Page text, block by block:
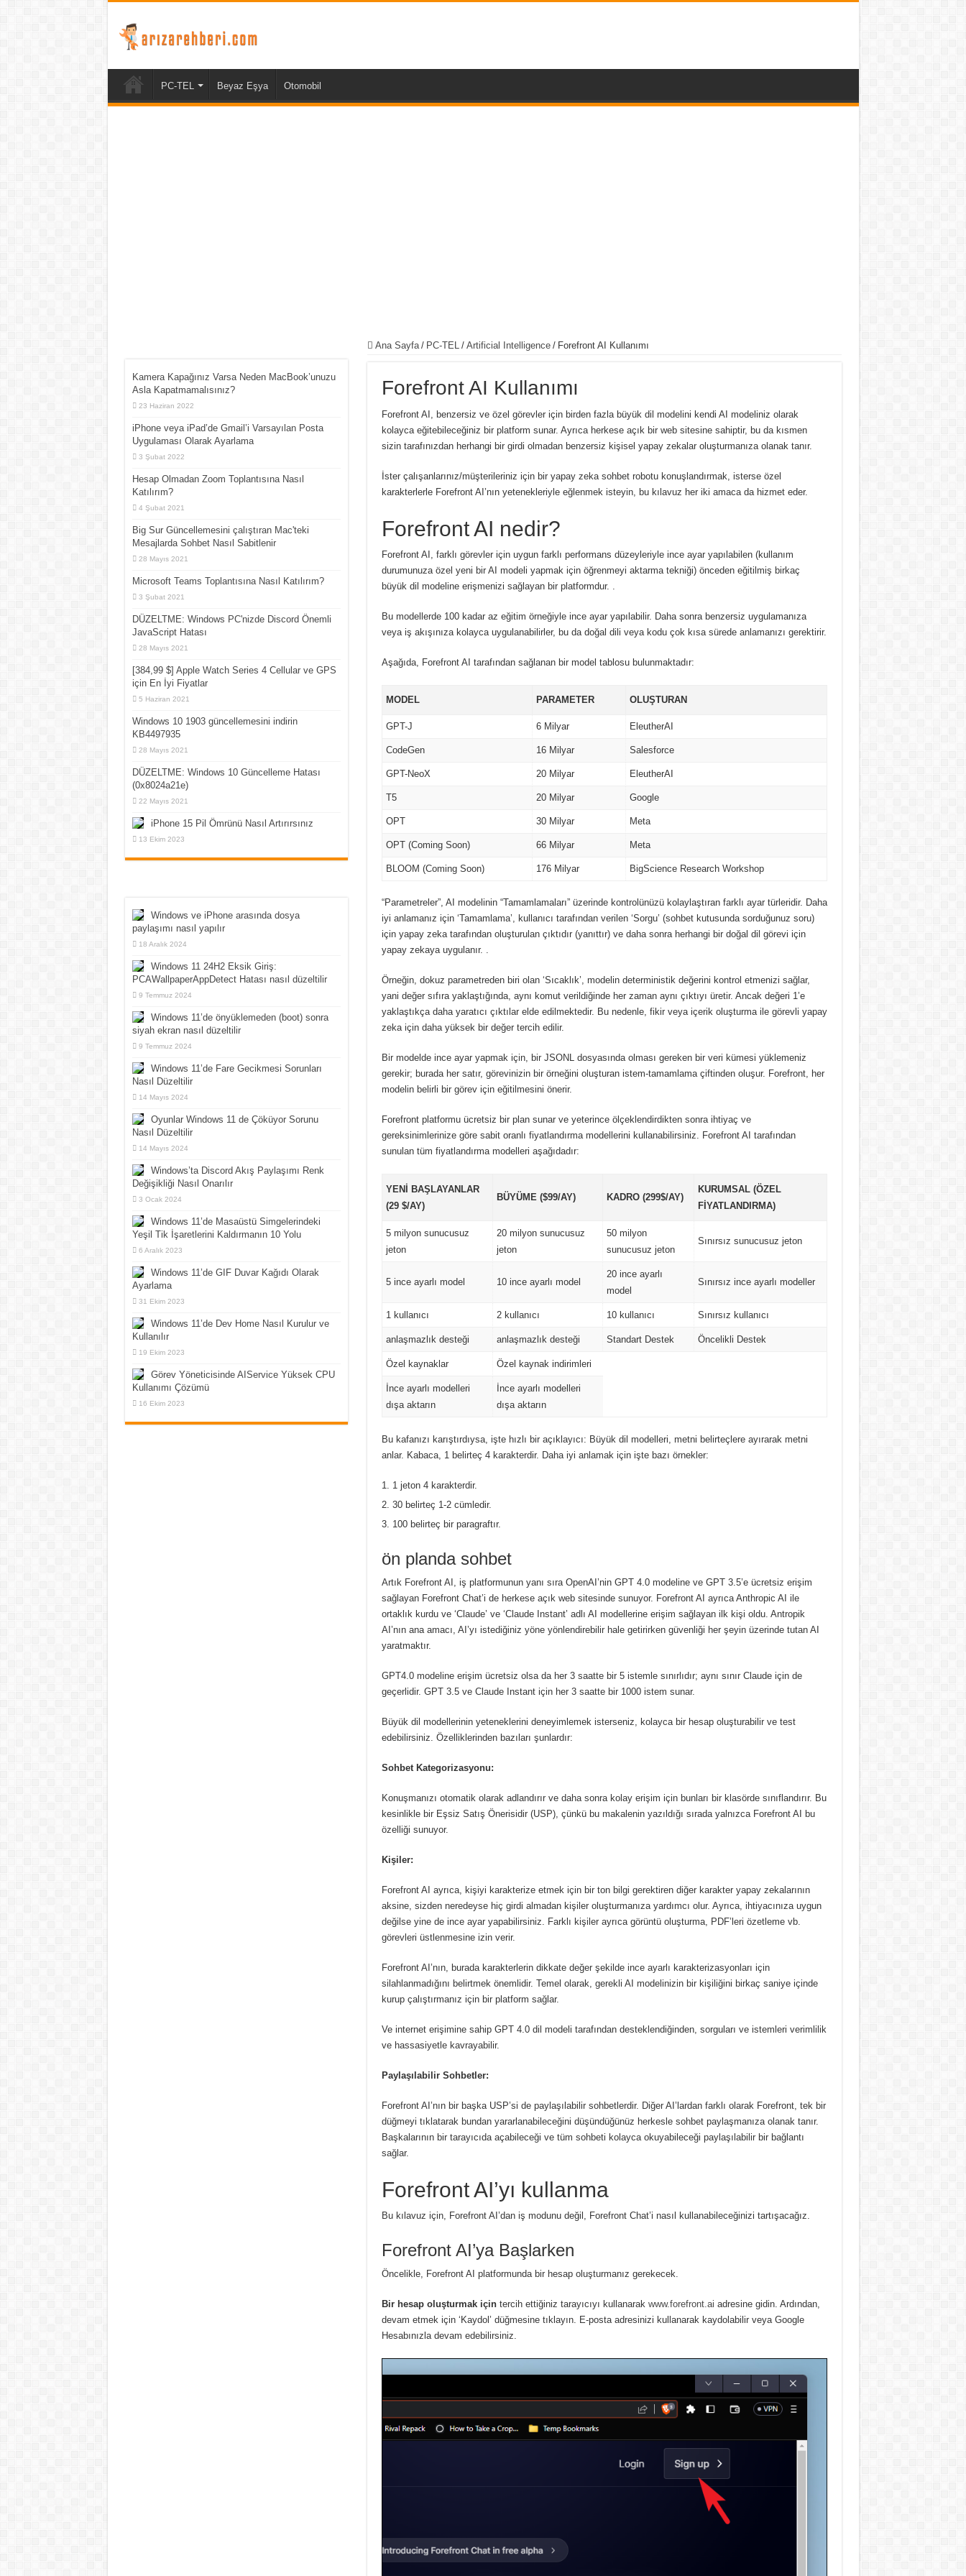
PC-TEL Beyaz Eşya Otomobil
Ana Sayfa / PC-TEL / Artificial Intelligence / Forefront AI Kullanımı
Forefront AI Kullanımı
Forefront AI, benzersiz ve özel görevler için birden fazla büyük dil modelini kendi AI modeliniz olarak
kolayca eğitebileceğiniz bir platform sunar. Ayrıca herkese açık bir web sitesine sahiptir, bu da kısmen
sizin tarafınızdan herhangi bir girdi olmadan benzersiz kişisel yapay zekalar oluşturmanıza olanak tanır.
İster çalışanlarınız/müşterileriniz için bir yapay zeka sohbet robotu konuşlandırmak, isterse özel
karakterlerle Forefront AI’nın yetenekleriyle eğlenmek isteyin, bu kılavuz her iki amaca da hizmet eder.
Forefront AI nedir?
Forefront AI, farklı görevler için uygun farklı performans düzeyleriyle ince ayar yapılabilen (kullanım
durumunuza özel yeni bir AI modeli yapmak için öğrenmeyi aktarma tekniği) önceden eğitilmiş birkaç
büyük dil modeline erişmenizi sağlayan bir platformdur. .
Bu modellerde 100 kadar az eğitim örneğiyle ince ayar yapılabilir. Daha sonra benzersiz uygulamanıza
veya iş akışınıza kolayca uygulanabilirler, bu da doğal dili veya kodu çok kısa sürede anlamanızı gerektirir.
Aşağıda, Forefront AI tarafından sağlanan bir model tablosu bulunmaktadır:
MODEL PARAMETER OLUŞTURAN
GPT-J 6 Milyar EleutherAI
CodeGen 16 Milyar Salesforce
GPT-NeoX 20 Milyar EleutherAI
T5 20 Milyar Google
OPT 30 Milyar Meta
OPT (Coming Soon) 66 Milyar Meta
BLOOM (Coming Soon) 176 Milyar BigScience Research Workshop
“Parametreler”, AI modelinin “Tamamlamaları” üzerinde kontrolünüzü kolaylaştıran farklı ayar türleridir. Daha
iyi anlamanız için ‘Tamamlama’, kullanıcı tarafından verilen ‘Sorgu’ (sohbet kutusunda sorduğunuz soru)
için yapay zeka tarafından oluşturulan çıktıdır (yanıttır) ve daha sonra herhangi bir doğal dil görevi için
yapay zekaya uygulanır. .
Örneğin, dokuz parametreden biri olan ‘Sıcaklık’, modelin deterministik değerini kontrol etmenizi sağlar,
yani değer sıfıra yaklaştığında, aynı komut verildiğinde her zaman aynı çıktıyı üretir. Ancak değeri 1’e
yaklaştıkça daha yaratıcı çıktılar elde edilmektedir. Bu nedenle, fikir veya içerik oluşturma ile görevli yapay
zeka için daha yüksek bir değer tercih edilir.
Bir modelde ince ayar yapmak için, bir JSONL dosyasında olması gereken bir veri kümesi yüklemeniz
gerekir; burada her satır, görevinizin bir örneğini oluşturan istem-tamamlama çiftinden oluşur. Forefront, her
modelin belirli bir görev için eğitilmesini önerir.
Forefront platformu ücretsiz bir plan sunar ve yeterince ölçeklendirdikten sonra ihtiyaç ve
gereksinimlerinize göre sabit oranlı fiyatlandırma modellerini kullanabilirsiniz. Forefront AI tarafından
sunulan tüm fiyatlandırma modelleri aşağıdadır:
YENI BAŞLAYANLAR
(29 $/AY)
BÜYÜME ($99/AY) KADRO (299$/AY)
KURUMSAL (ÖZEL
FIYATLANDIRMA)
5 milyon sunucusuz
jeton
20 milyon sunucusuz
jeton
50 milyon
sunucusuz jeton
Sınırsız sunucusuz jeton
5 ince ayarlı model 10 ince ayarlı model
20 ince ayarlı
model
Sınırsız ince ayarlı modeller
1 kullanıcı 2 kullanıcı 10 kullanıcı Sınırsız kullanıcı
anlaşmazlık desteği anlaşmazlık desteği Standart Destek Öncelikli Destek
Özel kaynaklar Özel kaynak indirimleri
İnce ayarlı modelleri
dışa aktarın
İnce ayarlı modelleri
dışa aktarın
Bu kafanızı karıştırdıysa, işte hızlı bir açıklayıcı: Büyük dil modelleri, metni belirteçlere ayırarak metni
anlar. Kabaca, 1 belirteç 4 karakterdir. Daha iyi anlamak için işte bazı örnekler:
1 jeton 4 karakterdir.
30 belirteç 1-2 cümledir.
100 belirteç bir paragraftır.
ön planda sohbet
Artık Forefront AI, iş platformunun yanı sıra OpenAI’nin GPT 4.0 modeline ve GPT 3.5’e ücretsiz erişim
sağlayan Forefront Chat’i de herkese açık web sitesinde sunuyor. Forefront AI ayrıca Anthropic AI ile
ortaklık kurdu ve ‘Claude’ ve ‘Claude Instant’ adlı AI modellerine erişim sağlayan ilk kişi oldu. Antropik
AI’nın ana amacı, AI’yı istediğiniz yöne yönlendirebilir hale getirirken güvenliği her şeyin üzerinde tutan AI
yaratmaktır.
GPT4.0 modeline erişim ücretsiz olsa da her 3 saatte bir 5 istemle sınırlıdır; aynı sınır Claude için de
geçerlidir. GPT 3.5 ve Claude Instant için her 3 saatte bir 1000 istem sunar.
Büyük dil modellerinin yeteneklerini deneyimlemek isterseniz, kolayca bir hesap oluşturabilir ve test
edebilirsiniz. Özelliklerinden bazıları şunlardır:
Sohbet Kategorizasyonu:
Konuşmanızı otomatik olarak adlandırır ve daha sonra kolay erişim için bunları bir klasörde sınıflandırır. Bu
kesinlikle bir Eşsiz Satış Önerisidir (USP), çünkü bu makalenin yazıldığı sırada yalnızca Forefront AI bu
özelliği sunuyor.
Kişiler:
Forefront AI ayrıca, kişiyi karakterize etmek için bir ton bilgi gerektiren diğer karakter yapay zekalarının
aksine, sizden neredeyse hiç girdi almadan kişiler oluşturmanıza yardımcı olur. Ayrıca, ihtiyacınıza uygun
değilse yine de ince ayar yapabilirsiniz. Farklı kişiler ayrıca görüntü oluşturma, PDF’leri özetleme vb.
görevleri üstlenmesine izin verir.
Forefront AI’nın, burada karakterlerin dikkate değer şekilde ince ayarlı karakterizasyonları için
silahlanmadığını belirtmek önemlidir. Temel olarak, gerekli AI modelinizin bir kişiliğini birkaç saniye içinde
kurup çalıştırmanız için bir platform sağlar.
Ve internet erişimine sahip GPT 4.0 dil modeli tarafından desteklendiğinden, sorguları ve istemleri verimlilik
ve hassasiyetle kavrayabilir.
Paylaşılabilir Sohbetler:
Forefront AI’nın bir başka USP’si de paylaşılabilir sohbetlerdir. Diğer AI’lardan farklı olarak Forefront, tek bir
düğmeyi tıklatarak bundan yararlanabileceğini düşündüğünüz herkesle sohbet paylaşmanıza olanak tanır.
Başkalarının bir tarayıcıda açabileceği ve tüm sohbeti kolayca okuyabileceği paylaşılabilir bir bağlantı
sağlar.
Forefront AI’yı kullanma
Bu kılavuz için, Forefront AI’dan iş modunu değil, Forefront Chat’i nasıl kullanabileceğinizi tartışacağız.
Forefront AI’ya Başlarken
Öncelikle, Forefront AI platformunda bir hesap oluşturmanız gerekecek.
Bir hesap oluşturmak içintercih ettiğiniz tarayıcıyı kullanarak www.forefront.ai adresine gidin. Ardından,
devam etmek için ‘Kaydol’ düğmesine tıklayın. E-posta adresinizi kullanarak kaydolabilir veya Google
Hesabınızla devam edebilirsiniz.
Kamera Kapağınız Varsa Neden MacBook’unuzu
Asla Kapatmamalısınız?
23 Haziran 2022
iPhone veya iPad’de Gmail’i Varsayılan Posta
Uygulaması Olarak Ayarlama
3 Şubat 2022
Hesap Olmadan Zoom Toplantısına Nasıl
Katılırım?
4 Şubat 2021
Big Sur Güncellemesini çalıştıran Mac'teki
Mesajlarda Sohbet Nasıl Sabitlenir
28 Mayıs 2021
Microsoft Teams Toplantısına Nasıl Katılırım?
3 Şubat 2021
DÜZELTME: Windows PC'nizde Discord Önemli
JavaScript Hatası
28 Mayıs 2021
[384,99 $] Apple Watch Series 4 Cellular ve GPS
için En İyi Fiyatlar
5 Haziran 2021
Windows 10 1903 güncellemesini indirin
KB4497935
28 Mayıs 2021
DÜZELTME: Windows 10 Güncelleme Hatası
(0x8024a21e)
22 Mayıs 2021
iPhone 15 Pil Ömrünü Nasıl Artırırsınız
13 Ekim 2023
Windows ve iPhone arasında dosya
paylaşımı nasıl yapılır
18 Aralık 2024
Windows 11 24H2 Eksik Giriş:
PCAWallpaperAppDetect Hatası nasıl düzeltilir
9 Temmuz 2024
Windows 11’de önyüklemeden (boot) sonra
siyah ekran nasıl düzeltilir
9 Temmuz 2024
Windows 11’de Fare Gecikmesi Sorunları
Nasıl Düzeltilir
14 Mayıs 2024
Oyunlar Windows 11 de Çöküyor Sorunu
Nasıl Düzeltilir
14 Mayıs 2024
Windows’ta Discord Akış Paylaşımı Renk
Değişikliği Nasıl Onarılır
3 Ocak 2024
Windows 11’de Masaüstü Simgelerindeki
Yeşil Tik İşaretlerini Kaldırmanın 10 Yolu
6 Aralık 2023
Windows 11’de GIF Duvar Kağıdı Olarak
Ayarlama
31 Ekim 2023
Windows 11’de Dev Home Nasıl Kurulur ve
Kullanılır
19 Ekim 2023
Görev Yöneticisinde AIService Yüksek CPU
Kullanımı Çözümü
16 Ekim 2023